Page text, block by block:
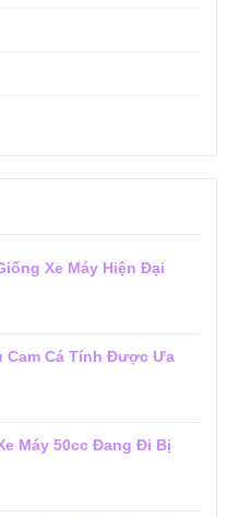
Xe Máy Hiện Đại
Cam Cá Tính Được Ưa
Máy 50cc Đang Đi Bị